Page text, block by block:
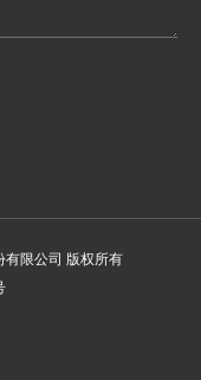
限公司 版权所有